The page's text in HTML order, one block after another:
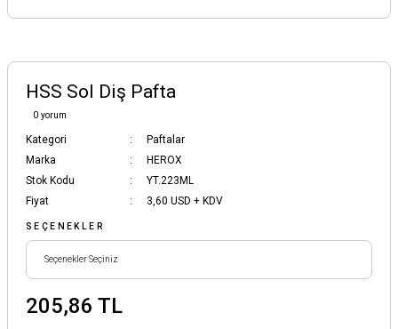
HSS Sol Diş Pafta
0 yorum
Kategori
Paftalar
Marka
HEROX
Stok Kodu
YT.223ML
Fiyat
3,60 USD + KDV
SEÇENEKLER
205,86 TL